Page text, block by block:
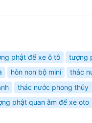
phật để xe ô tô tượng
hòn non bộ mini
thác
thác nước phong thủy
phật quan âm để xe oto